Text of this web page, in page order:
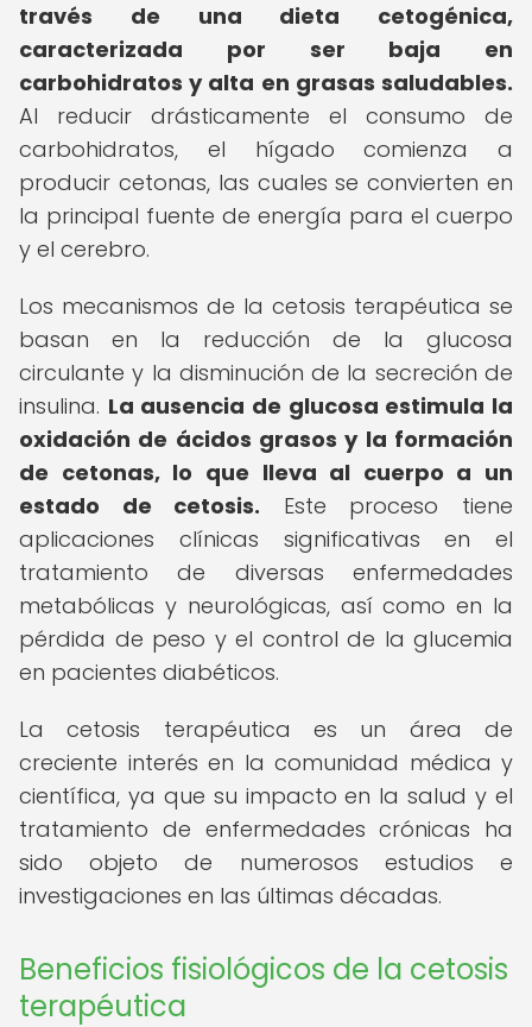
través de una dieta cetogénica,
caracterizada por ser baja en
carbohidratos y alta en grasas saludables.
Al reducir drásticamente el consumo de
carbohidratos, el hígado comienza a
producir cetonas, las cuales se convierten en
la principal fuente de energía para el cuerpo
y el cerebro.
Los mecanismos de la cetosis terapéutica se
basan en la reducción de la glucosa
circulante y la disminución de la secreción de
insulina. La ausencia de glucosa estimula la
oxidación de ácidos grasos y la formación
de cetonas, lo que lleva al cuerpo a un
estado de cetosis. Este proceso tiene
aplicaciones clínicas significativas en el
tratamiento de diversas enfermedades
metabólicas y neurológicas, así como en la
pérdida de peso y el control de la glucemia
en pacientes diabéticos.
La cetosis terapéutica es un área de
creciente interés en la comunidad médica y
científica, ya que su impacto en la salud y el
tratamiento de enfermedades crónicas ha
sido objeto de numerosos estudios e
investigaciones en las últimas décadas.
Beneficios fisiológicos de la cetosis
terapéutica